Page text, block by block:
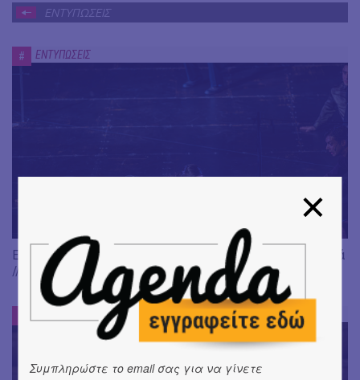
ΕΝΤΥΠΩΣΕΙΣ
# ΕΝΤΥΠΩΣΕΙΣ
Είδαμε: "Άλκηστις" του Ευριπίδη, σε σκηνοθεσία Δ. Καραντζά
// Ευφυής σύλληψη και χαμένη ευκαιρία
Συμπληρώστε το email σας για να γίνετε